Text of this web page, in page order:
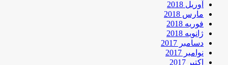
آوریل 2018
مارس 2018
فوریه 2018
ژانویه 2018
دسامبر 2017
نوامبر 2017
اکتبر 2017